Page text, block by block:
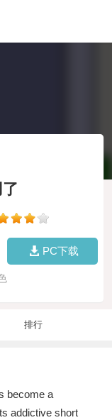
PC下载
排行
become a
addictive short